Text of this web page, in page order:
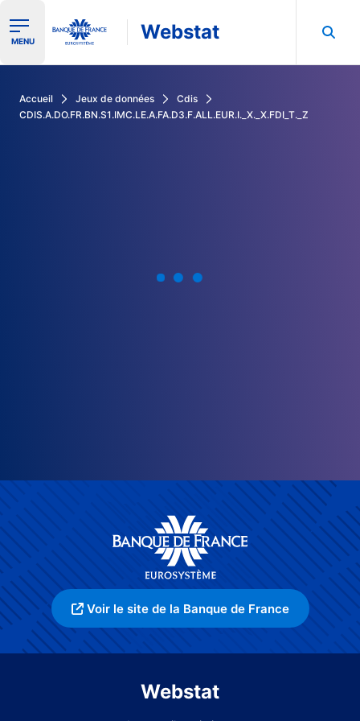
Ouvrir le menu de navigation
MENU Webstat
Accueil Jeux de données
Cdis
CDIS.A.DO.FR.BN.S1.IMC.LE.A.FA.D3.F.ALL.EUR.I._X._X.FDI_T._Z
Voir le site de la Banque de France
Webstat